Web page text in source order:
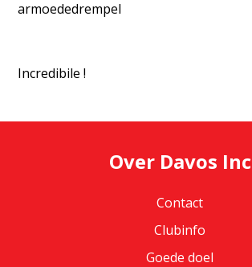
armoededrempel
Incredibile !
Over Davos Inc
Contact
Clubinfo
Goede doel